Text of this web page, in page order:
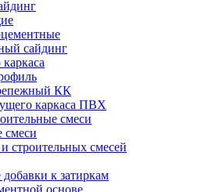
сайдинг
КК
каркаса ПВХ
смеси
смеси
строительных смесей
к затиркам
основе